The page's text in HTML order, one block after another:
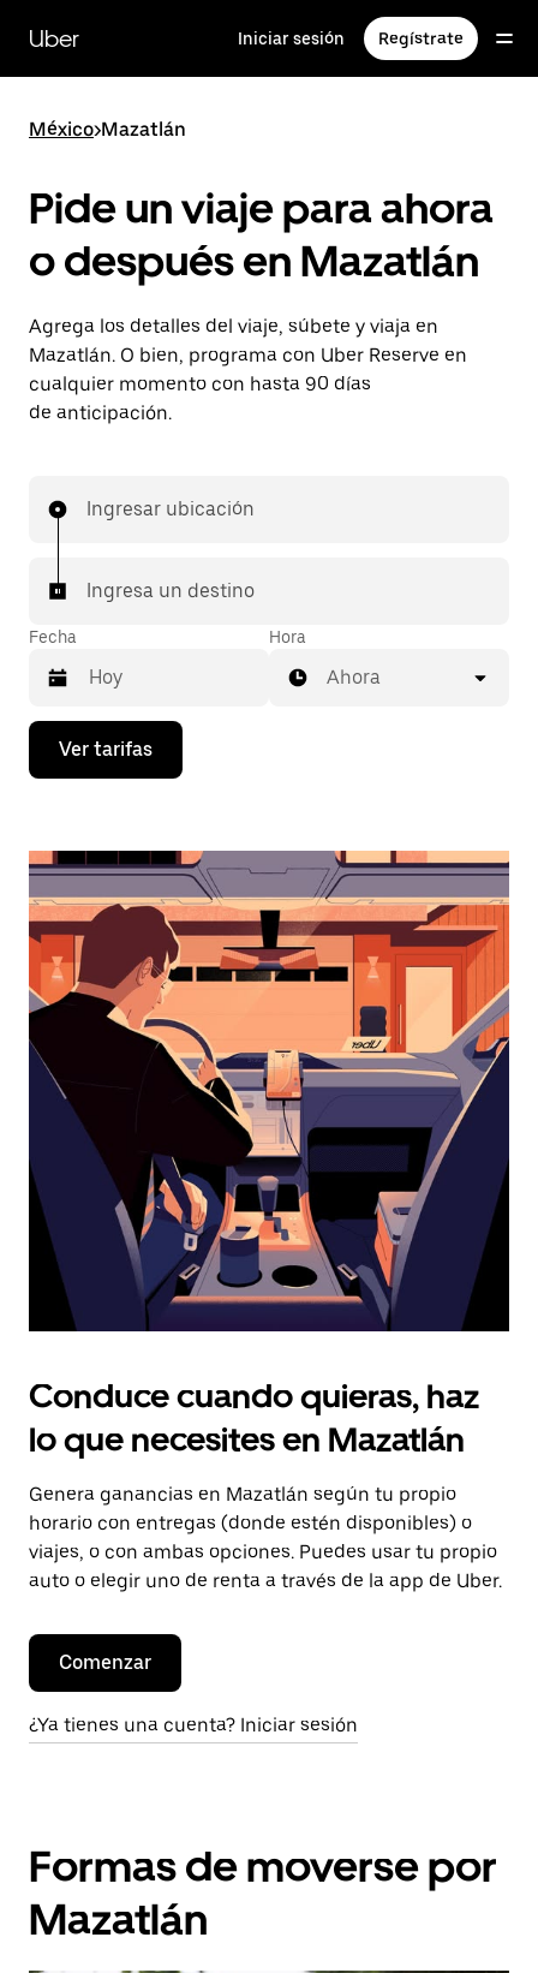
contenido
principal
Uber Iniciar sesión Regístrate
México>Mazatlán
Pide un viaje para ahora
o después en Mazatlán
Agrega los detalles del viaje, súbete y viaja en
Mazatlán. O bien, programa con Uber Reserve en
cualquier momento con hasta 90 días
de anticipación.
Ingresar ubicación
Ingresa un destino
Fecha
Presiona
flecha
interactuar
el
calendario
selecciona
una
fecha.
Presiona
la
tecla Esc
para
calendario.
Hora
Ahora
Ver tarifas
Conduce cuando quieras, haz
lo que necesites en Mazatlán
Genera ganancias en Mazatlán según tu propio
horario con entregas (donde estén disponibles) o
viajes, o con ambas opciones. Puedes usar tu propio
auto o elegir uno de renta a través de la app de Uber.
Comenzar
¿Ya tienes una cuenta? Iniciar sesión
Formas de moverse por
Mazatlán